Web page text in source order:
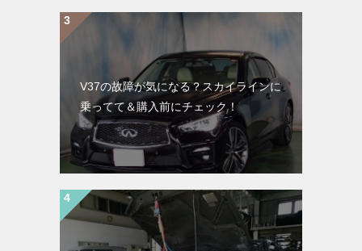
V37の故障が気になる？スカイラインに
乗ってて＆購入前にチェック！